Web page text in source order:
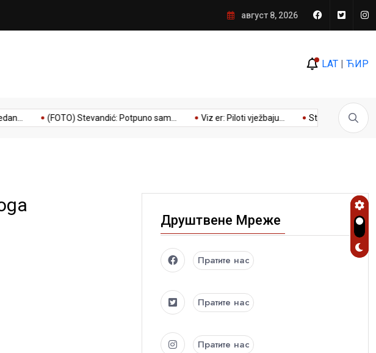
Srpska ostvarila jedan od najdramatičnijih preokreta, a antivladini mediji
август 8, 2026
LAT | ЋИР
(FOTO) Stevandić: Potpuno sam... Viz er: Piloti vježbaju... Stevandić sa
Друштвене Мреже
Пратите нас
Пратите нас
Пратите нас